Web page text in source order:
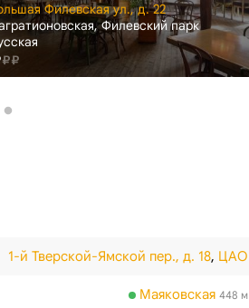
Филевская ул., д. 22
Филевский парк
1-й Тверской-Ямской пер., д. 18, ЦАО
Маяковская 448 м